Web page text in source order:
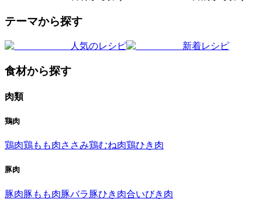
テーマから探す
人気のレシピ 新着レシピ
食材から探す
肉類
鶏肉
鶏肉鶏もも肉ささみ鶏むね肉鶏ひき肉
豚肉
豚肉豚もも肉豚バラ豚ひき肉合いびき肉